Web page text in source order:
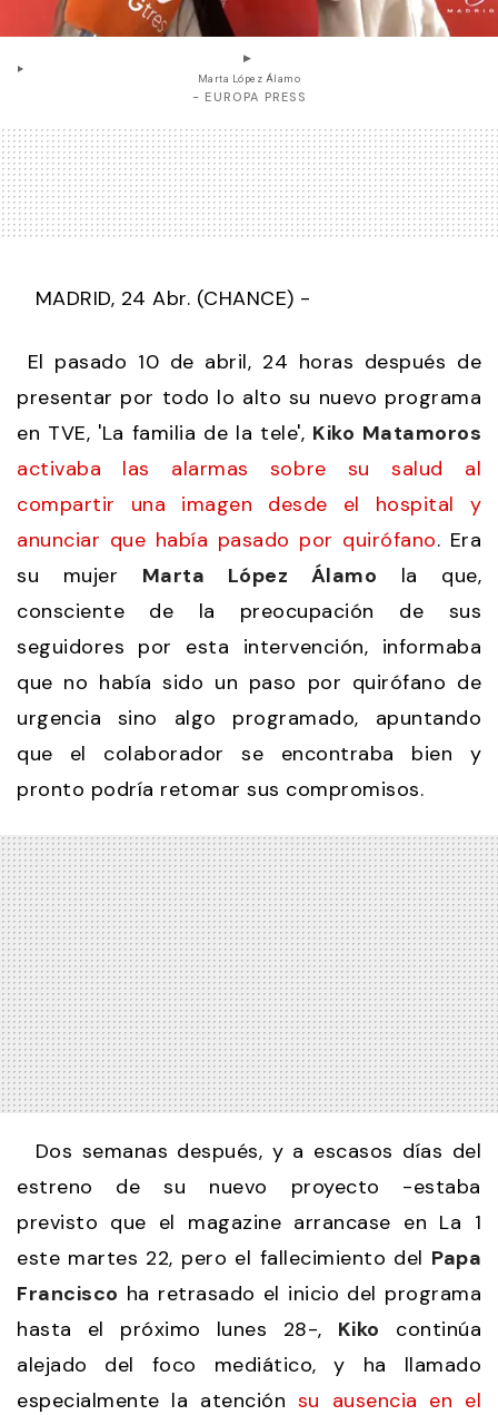
Marta López Álamo
- EUROPA PRESS
MADRID, 24 Abr. (CHANCE) -
El pasado 10 de abril, 24 horas después de
presentar por todo lo alto su nuevo programa
en TVE, 'La familia de la tele', Kiko Matamoros
activaba las alarmas sobre su salud al
compartir una imagen desde el hospital y
anunciar que había pasado por quirófano. Era
su mujer Marta López Álamo la que,
consciente de la preocupación de sus
seguidores por esta intervención, informaba
que no había sido un paso por quirófano de
urgencia sino algo programado, apuntando
que el colaborador se encontraba bien y
pronto podría retomar sus compromisos.
Dos semanas después, y a escasos días del
estreno de su nuevo proyecto -estaba
previsto que el magazine arrancase en La 1
este martes 22, pero el fallecimiento del Papa
Francisco ha retrasado el inicio del programa
hasta el próximo lunes 28-, Kiko continúa
alejado del foco mediático, y ha llamado
especialmente la atención su ausencia en el